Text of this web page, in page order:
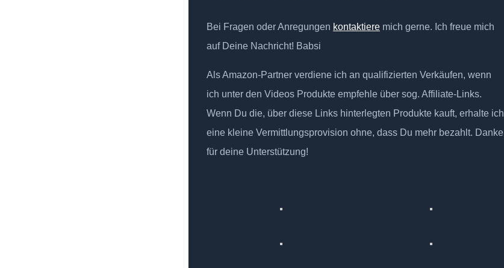
Bei Fragen oder Anregungen kontaktiere mich gerne. Ich freue mich
auf Deine Nachricht! Babsi
Als Amazon-Partner verdiene ich an qualifizierten Verkäufen, wenn
ich unter den Videos Produkte empfehle über sog. Affiliate-Links.
Wenn Du die, über diese Links hinterlegten Produkte kauft, erhalte ich
eine kleine Vermittlungsprovision ohne, dass Du mehr bezahlt. Danke
für deine Unterstützung!